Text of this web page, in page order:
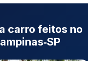
carro feitos no